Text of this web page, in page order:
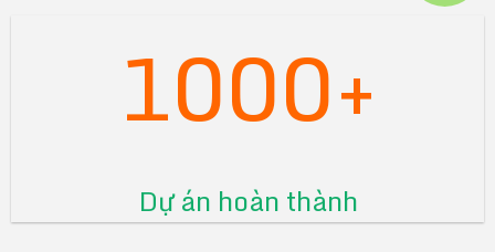
1000+
Dự án hoàn thành